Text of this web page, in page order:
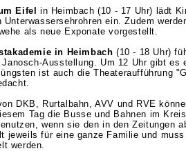
Eifel
in Heimbach (10 - 17 Uhr) lädt
ein. Zudem
als neue Exponate vorgestellt.
in Heimbach (10 - 18 Uhr)
Janosch-Ausstellung. Um 12 Uhr gibt es
ist auch die Theateraufführung
DKB, Rurtalbahn, AVV und RVE
Tag die Busse und Bahnen im
wenn sie den in den Zeitungen
jeweils für eine ganze Familie und
werden.